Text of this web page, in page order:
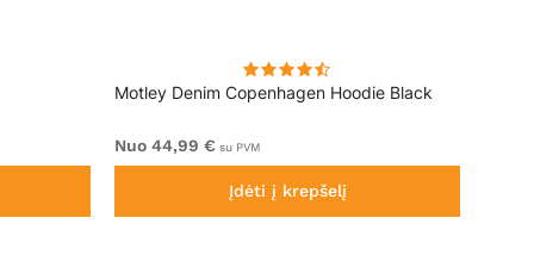
Motley Denim Copenhagen Hoodie Black
Nuo 44,99 € su PVM
Įdėti į krepšelį